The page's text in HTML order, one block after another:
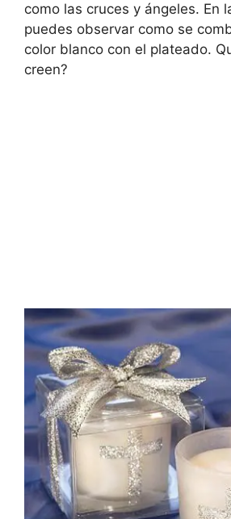
como las cruces y ángeles. En
puedes observar como se
color blanco con el plateado.
creen?